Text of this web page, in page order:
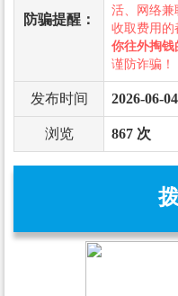
防骗提醒：
活、网络兼
收取费用的
你往外掏钱
谨防诈骗！
发布时间 2026-06-
浏览 867 次